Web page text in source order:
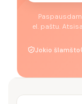
el. paštu.
Jokio šlamšto